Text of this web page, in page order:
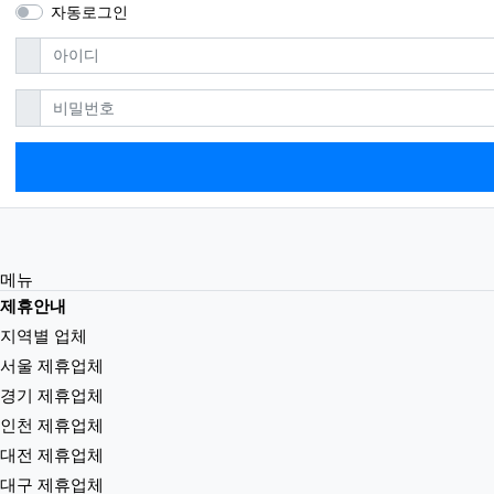
자동로그인
아이디필수
비밀번호필수
메뉴
제휴안내
지역별 업체
서울 제휴업체
경기 제휴업체
인천 제휴업체
대전 제휴업체
대구 제휴업체